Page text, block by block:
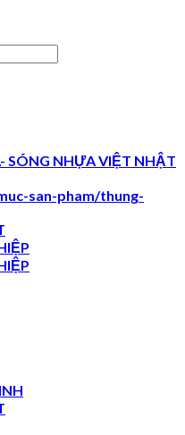
SÓNG NHỰA VIỆT NHẬT
san-pham/thung-